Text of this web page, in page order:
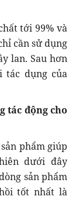
tới 99% và
cần sử dụng
lan. Sau hơn
tác dụng của
tác động cho
phẩm giúp
dưới đây
sản phẩm
tốt nhất là